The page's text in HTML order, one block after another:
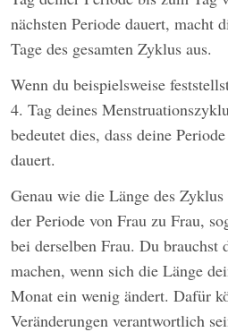
nächsten Periode dauert, macht
Tage des gesamten Zyklus aus.
Wenn du beispielsweise
4. Tag deines
bedeutet dies, dass deine
dauert.
Genau wie die Länge des
der Periode von Frau zu Frau,
bei derselben Frau. Du brauchst
machen, wenn sich die Länge
Monat ein wenig ändert. Dafür
Veränderungen verantwortlich